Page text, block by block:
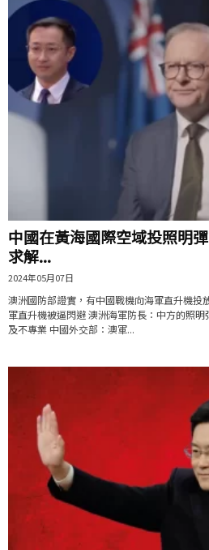
中國在黃海國際空域投照明
求解...
2024年05月07日
澳洲國防部證實，有中國戰機向海軍直升機投
軍直升機被逼閃避 澳洲海軍防長：中方的照
及不專業 中國外交部：澳軍...